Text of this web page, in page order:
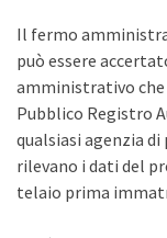
Il fermo
può essere
amministrativo che
Pubblico Registro
qualsiasi agenzia
rilevano i dati del
telaio prima